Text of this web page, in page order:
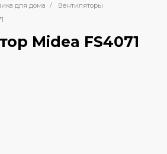
для дома /
Вентиляторы
Midea FS4071